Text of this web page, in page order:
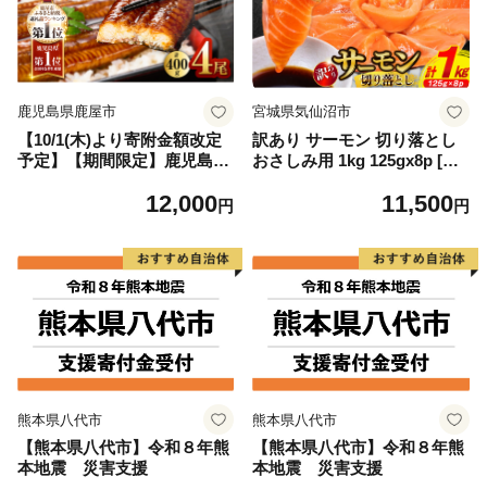
鹿児島県鹿屋市
【10/1(木)より寄附金額改定
予定】【期間限定】鹿児島県
12,000円
宮城県気仙沼市
訳あり サーモン 切り落とし
おさしみ用 1kg 125gx8p [足
4313] 魚 魚介類 鮭 お刺し身
介
11,500円
熊本県八代市
【熊本県八代市】令和８年熊
本地震 災害支援
熊本県八代市
【熊本県八代市】令和８年熊
本地震 災害支援